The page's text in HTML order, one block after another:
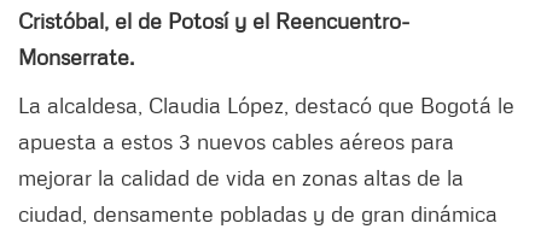
Cristóbal, el de Potosí y el Reencuentro-
Monserrate.
La alcaldesa, Claudia López, destacó que Bogotá le
apuesta a estos 3 nuevos cables aéreos para
mejorar la calidad de vida en zonas altas de la
ciudad, densamente pobladas y de gran dinámica